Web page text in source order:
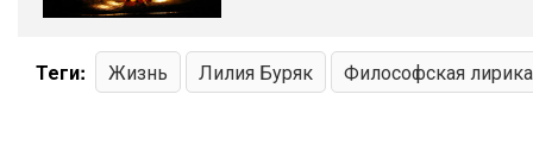
Теги: Жизнь Лилия Буряк Философская лирика